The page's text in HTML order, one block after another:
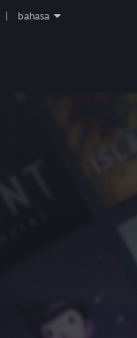
bahasa